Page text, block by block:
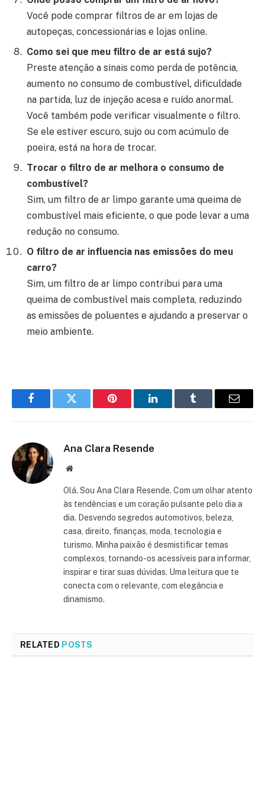
Você pode comprar filtros de ar em lojas de
autopeças, concessionárias e lojas online.
Como sei que meu filtro de ar está sujo?
Preste atenção a sinais como perda de potência,
aumento no consumo de combustível, dificuldade
na partida, luz de injeção acesa e ruído anormal.
Você também pode verificar visualmente o filtro.
Se ele estiver escuro, sujo ou com acúmulo de
poeira, está na hora de trocar.
Trocar o filtro de ar melhora o consumo de
combustível?
Sim, um filtro de ar limpo garante uma queima de
combustível mais eficiente, o que pode levar a uma
redução no consumo.
O filtro de ar influencia nas emissões do meu
carro?
Sim, um filtro de ar limpo contribui para uma
queima de combustível mais completa, reduzindo
as emissões de poluentes e ajudando a preservar o
meio ambiente.
FacebookTwitter Pinterest LinkedInTumblr Email
Ana Clara Resende
Website
Olá. Sou Ana Clara Resende. Com um olhar atento
às tendências e um coração pulsante pelo dia a
dia. Desvendo segredos automotivos, beleza,
casa, direito, finanças, moda, tecnologia e
turismo. Minha paixão é desmistificar temas
complexos, tornando-os acessíveis para informar,
inspirar e tirar suas dúvidas. Uma leitura que te
conecta com o relevante, com elegância e
dinamismo.
RELATED POSTS